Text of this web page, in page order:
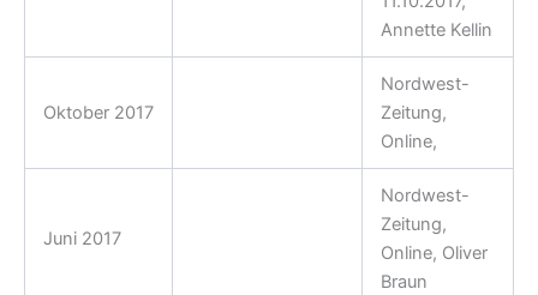
Annette Kellin
Oktober 2017
Nordwest-
Zeitung,
Online,
Juni 2017
Nordwest-
Zeitung,
Online, Oliver
Braun